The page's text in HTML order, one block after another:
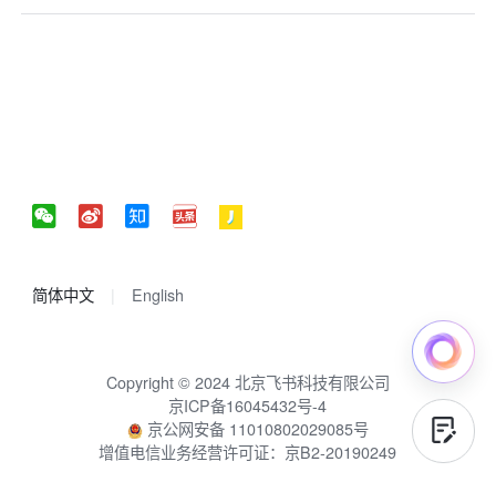
简体中文 English
Copyright © 2024 北京飞书科技有限公司
京ICP备16045432号-4
京公网安备 11010802029085号
增值电信业务经营许可证：京B2-20190249